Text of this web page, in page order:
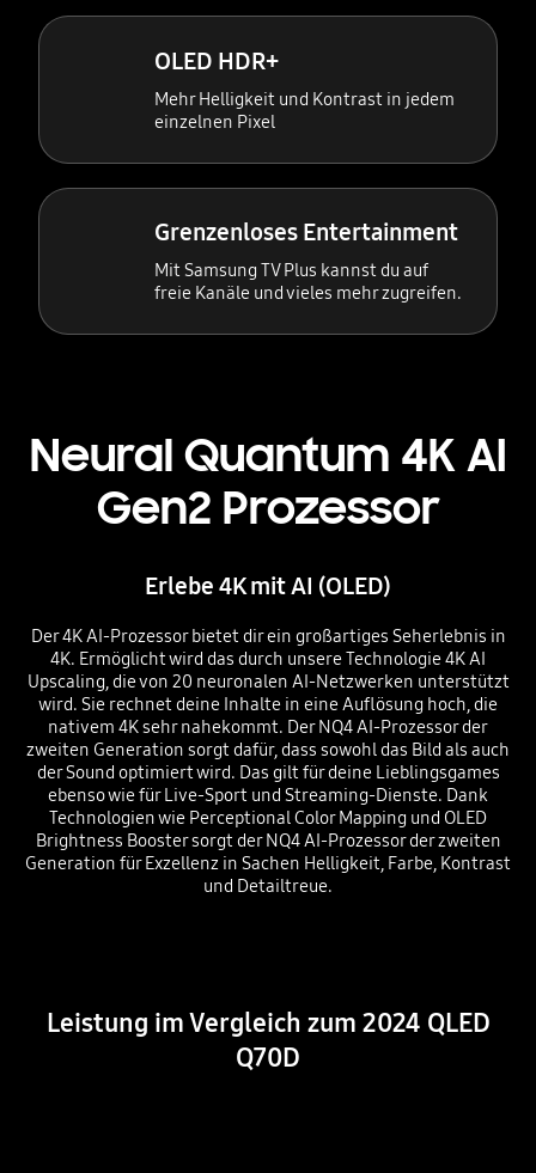
OLED HDR+
Mehr Helligkeit und Kontrast in jedem
einzelnen Pixel
Grenzenloses Entertainment
Mit Samsung TV Plus kannst du auf
freie Kanäle und vieles mehr zugreifen.
Neural Quantum 4K AI
Gen2 Prozessor
Erlebe 4K mit AI (OLED)
Der 4K AI-Prozessor bietet dir ein großartiges Seherlebnis in
4K. Ermöglicht wird das durch unsere Technologie 4K AI
Upscaling, die von 20 neuronalen AI-Netzwerken unterstützt
wird. Sie rechnet deine Inhalte in eine Auflösung hoch, die
nativem 4K sehr nahekommt. Der NQ4 AI-Prozessor der
zweiten Generation sorgt dafür, dass sowohl das Bild als auch
der Sound optimiert wird. Das gilt für deine Lieblingsgames
ebenso wie für Live-Sport und Streaming-Dienste. Dank
Technologien wie Perceptional Color Mapping und OLED
Brightness Booster sorgt der NQ4 AI-Prozessor der zweiten
Generation für Exzellenz in Sachen Helligkeit, Farbe, Kontrast
und Detailtreue.
Leistung im Vergleich zum 2024 QLED
Q70D